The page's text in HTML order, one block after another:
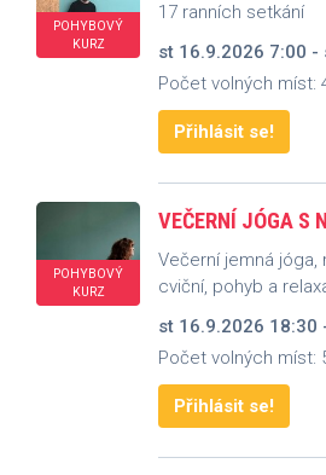
POHYBOVÝ
KURZ
17 ranních setkání
st 16.9.2026 7:00 -
Počet volných míst:
Přihlásit se!
POHYBOVÝ
KURZ
VEČERNÍ JÓGA S
Večerní jemná
cviční, pohyb a
st 16.9.2026 18:30
Počet volných míst:
Přihlásit se!